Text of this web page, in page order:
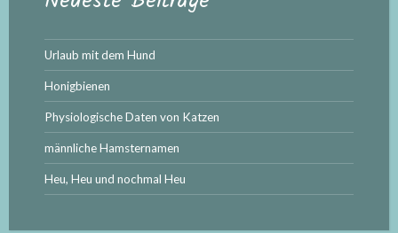
Urlaub mit dem Hund
Honigbienen
Physiologische Daten von Katzen
männliche Hamsternamen
Heu, Heu und nochmal Heu